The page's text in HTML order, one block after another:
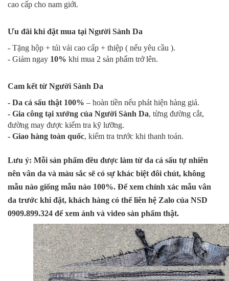
cao cấp cho nam giới.
Ưu đãi khi đặt mua tại Người Sành Da
- Tặng hộp + túi vải cao cấp + thiệp ( nếu yêu cầu ).
- Giảm ngay 10% khi mua 2 sản phẩm trở lên.
Cam kết từ Người Sành Da
- Da cá sấu thật 100% – hoàn tiền nếu phát hiện hàng giả.
- Gia công tại xưởng của Người Sành Da, từng đường cắt,
đường may được kiểm tra kỹ lưỡng.
- Giao hàng toàn quốc, kiểm tra trước khi thanh toán.
Lưu ý: Mỗi sản phẩm đều được làm từ da cá sấu tự nhiên
nên vân da và màu sắc sẽ có sự khác biệt đôi chút, không
mẫu nào giống mẫu nào 100%. Để xem chính xác mẫu vân
da trước khi đặt, khách hàng có thể liên hệ Zalo của NSD
0909.899.324 để xem ảnh và video sản phẩm thật.